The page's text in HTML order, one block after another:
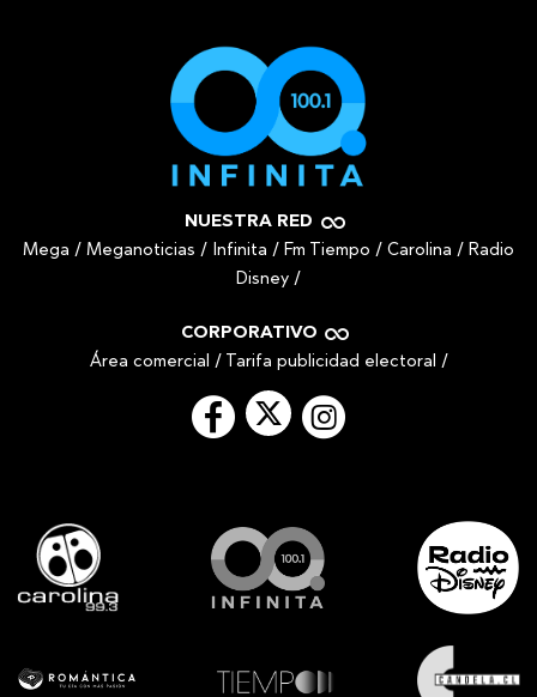
NUESTRA RED
Mega / Meganoticias / Infinita / Fm Tiempo / Carolina / Radio
Disney /
CORPORATIVO
Área comercial / Tarifa publicidad electoral /